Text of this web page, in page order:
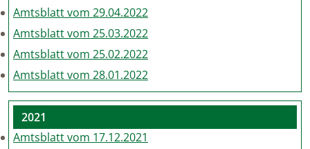
Amtsblatt vom 29.04.2022
Amtsblatt vom 25.03.2022
Amtsblatt vom 25.02.2022
Amtsblatt vom 28.01.2022
2021
Amtsblatt vom 17.12.2021